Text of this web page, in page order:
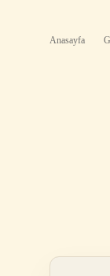
Anasayfa